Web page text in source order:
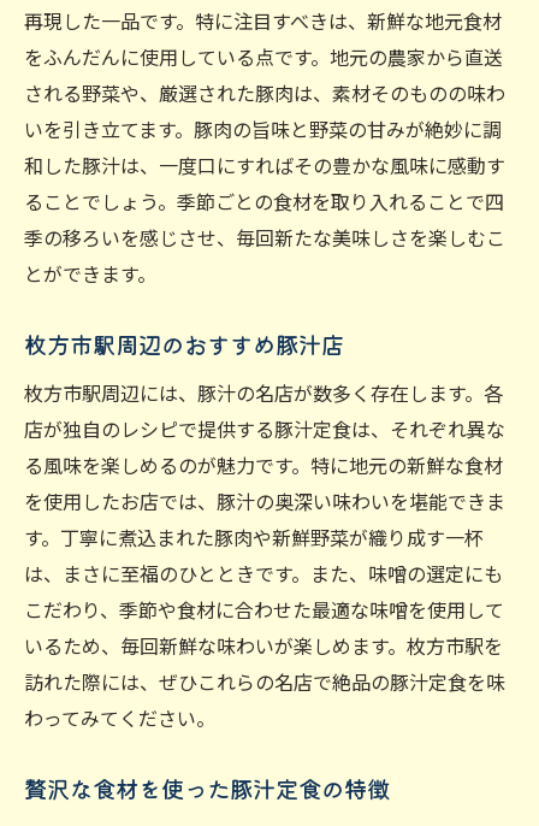
再現した一品です。特に注目すべきは、新鮮な地元食材
をふんだんに使用している点です。地元の農家から直送
される野菜や、厳選された豚肉は、素材そのものの味わ
いを引き立てます。豚肉の旨味と野菜の甘みが絶妙に調
和した豚汁は、一度口にすればその豊かな風味に感動す
ることでしょう。季節ごとの食材を取り入れることで四
季の移ろいを感じさせ、毎回新たな美味しさを楽しむこ
とができます。
枚方市駅周辺のおすすめ豚汁店
枚方市駅周辺には、豚汁の名店が数多く存在します。各
店が独自のレシピで提供する豚汁定食は、それぞれ異な
る風味を楽しめるのが魅力です。特に地元の新鮮な食材
を使用したお店では、豚汁の奥深い味わいを堪能できま
す。丁寧に煮込まれた豚肉や新鮮野菜が織り成す一杯
は、まさに至福のひとときです。また、味噌の選定にも
こだわり、季節や食材に合わせた最適な味噌を使用して
いるため、毎回新鮮な味わいが楽しめます。枚方市駅を
訪れた際には、ぜひこれらの名店で絶品の豚汁定食を味
わってみてください。
贅沢な食材を使った豚汁定食の特徴